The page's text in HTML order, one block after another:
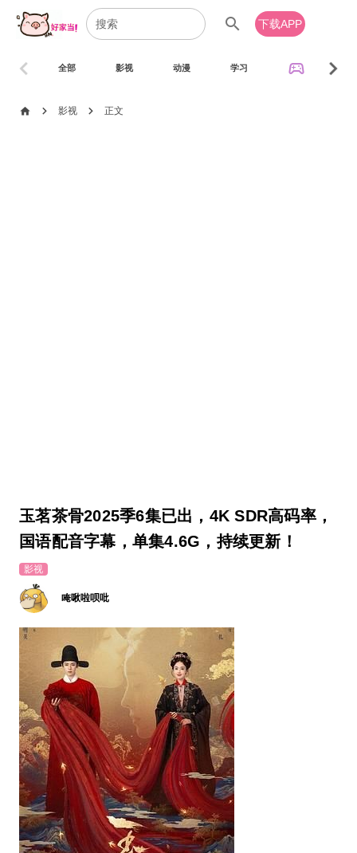
search 下载APP
全部 影视 动漫 学习 sports_esports
chevron_left chevron_right
home chevron_right 影视 chevron_right 正文
玉茗茶骨2025季6集已出，4K SDR高码率，
国语配音字幕，单集4.6G，持续更新！
影视
唵啾啦呗吡